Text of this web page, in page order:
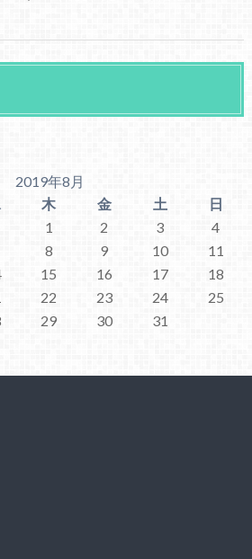
2019年8月
木 金 土
日
1
2 3
4
8 9 10
11
15 16 17
18
22 23 24
25
29 30
31